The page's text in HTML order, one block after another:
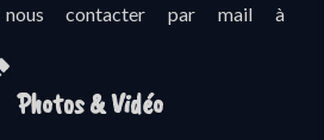
nous contacter par mail à
Photos & Vidéo